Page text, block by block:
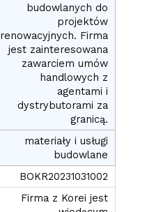
budowlanych do
projektów
renowacyjnych. Firma
jest zainteresowana
zawarciem umów
handlowych z
agentami i
dystrybutorami za
granicą.
materiały i usługi
budowlane
BOKR20231031002
Firma z Korei jest